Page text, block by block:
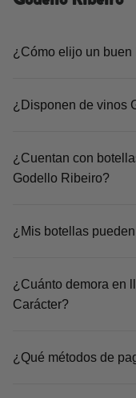
¿Cómo elijo un
¿Disponen de vinos
¿Cuentan con
Godello Ribeiro?
¿Mis botellas
¿Cuánto demora en
Carácter?
¿Qué métodos de